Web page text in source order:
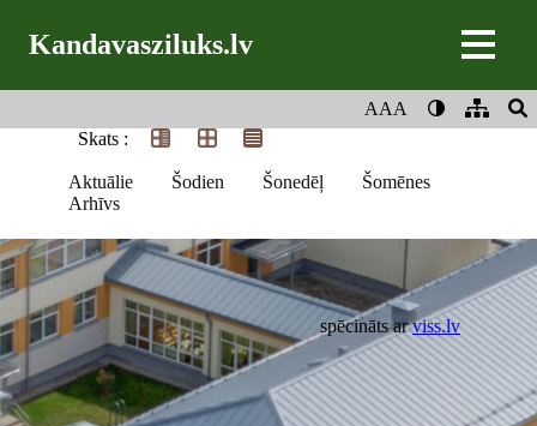
Kandavasziluks.lv
AAA
Skats :
Aktuālie Šodien Šonedēļ
Šomēnes
Arhīvs
spēcināts arviss.lv